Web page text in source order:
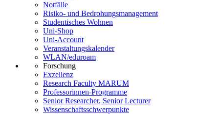
Notfälle
Risiko- und Bedrohungsmanagement
Studentisches Wohnen
Uni-Shop
Uni-Account
Veranstaltungskalender
WLAN/eduroam
Forschung
Exzellenz
Research Faculty MARUM
Professorinnen-Programme
Senior Researcher, Senior Lecturer
Wissenschaftsschwerpunkte